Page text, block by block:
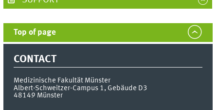
Top of page
CONTACT
Medizinische Fakultät Münster
Albert-Schweitzer-Campus 1, Gebäude D3
48149 Münster